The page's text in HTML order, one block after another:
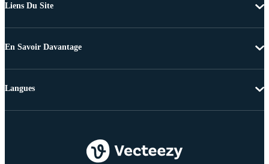
Liens Du Site
En Savoir Davantage
Langues